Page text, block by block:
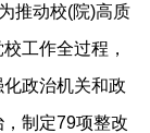
推动校(院)高质
工作全过程，
政治机关和政
制定79项整改